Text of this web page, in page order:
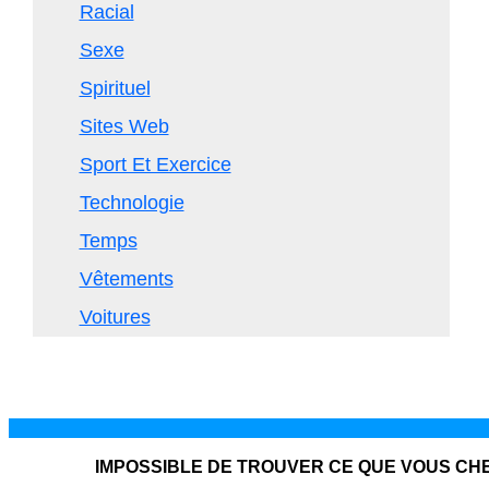
Racial
Sexe
Spirituel
Sites Web
Sport Et Exercice
Technologie
Temps
Vêtements
Voitures
IMPOSSIBLE DE TROUVER CE QUE VOUS